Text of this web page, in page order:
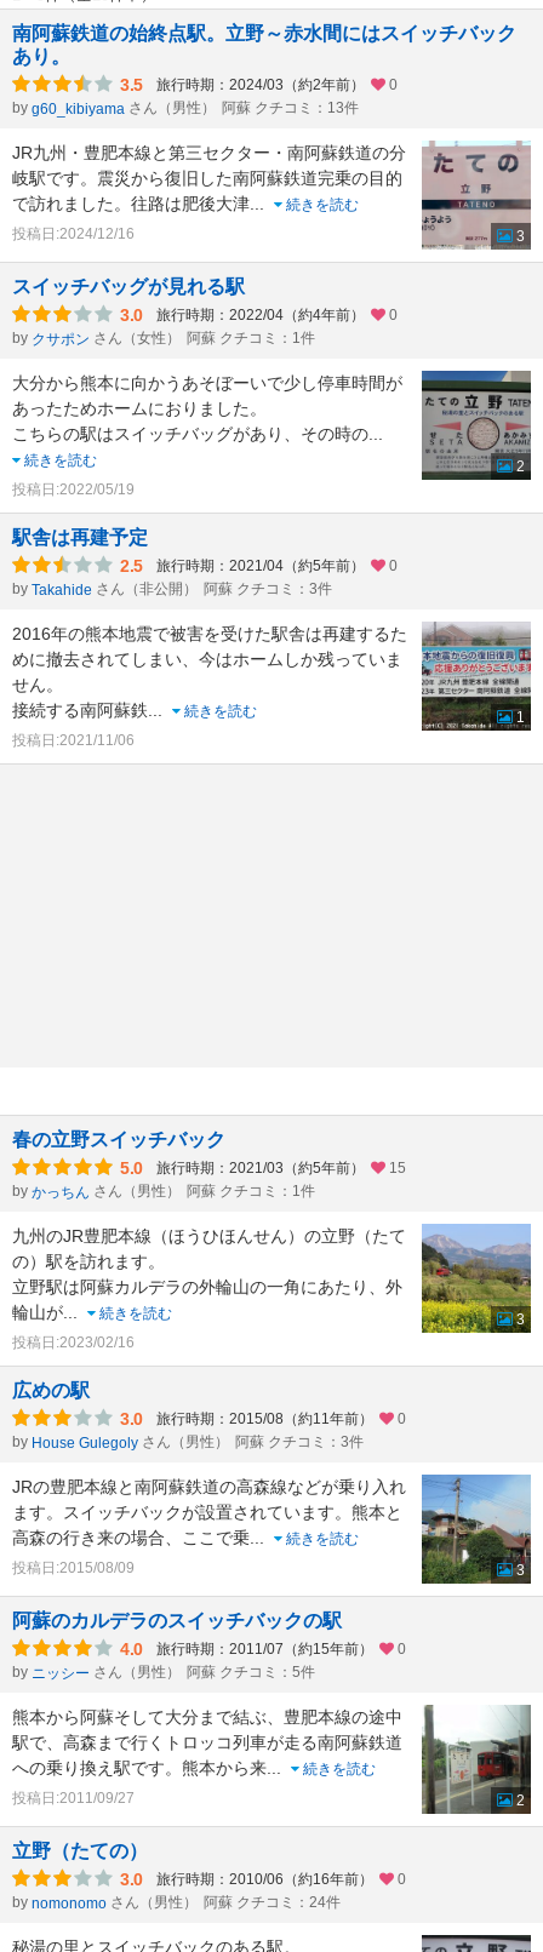
南阿蘇鉄道の始終点駅。立野～赤水間にはスイッチバック
あり。
3.5 旅行時期：2024/03（約2年前）
0
by g60_kibiyama さん（男性） 阿蘇 クチコミ：13件
JR九州・豊肥本線と第三セクター・南阿蘇鉄道の分
岐駅です。震災から復旧した南阿蘇鉄道完乗の目的
で訪れました。往路は肥後大津
続きを読む
投稿日:2024/12/16
3
スイッチバッグが見れる駅
3.0 旅行時期：2022/04（約4年前）
0
by クサポン さん（女性） 阿蘇 クチコミ：1件
大分から熊本に向かうあそぼーいで少し停車時間が
あったためホームにおりました。
こちらの駅はスイッチバッグがあり、その時の
続きを読む
投稿日:2022/05/19
2
駅舎は再建予定
2.5 旅行時期：2021/04（約5年前）
0
by Takahide さん（非公開） 阿蘇 クチコミ：3件
2016年の熊本地震で被害を受けた駅舎は再建するた
めに撤去されてしまい、今はホームしか残っていま
せん。
接続する南阿蘇鉄
続きを読む
投稿日:2021/11/06
1
春の立野スイッチバック
5.0 旅行時期：2021/03（約5年前）
15
by かっちん さん（男性） 阿蘇 クチコミ：1件
九州のJR豊肥本線（ほうひほんせん）の立野（たて
の）駅を訪れます。
立野駅は阿蘇カルデラの外輪山の一角にあたり、外
輪山が
続きを読む
投稿日:2023/02/16
3
広めの駅
3.0 旅行時期：2015/08（約11年前）
0
by House Gulegoly さん（男性） 阿蘇 クチコミ：3件
JRの豊肥本線と南阿蘇鉄道の高森線などが乗り入れ
ます。スイッチバックが設置されています。熊本と
高森の行き来の場合、ここで乗
続きを読む
投稿日:2015/08/09
3
阿蘇のカルデラのスイッチバックの駅
4.0 旅行時期：2011/07（約15年前）
0
by ニッシー さん（男性） 阿蘇 クチコミ：5件
熊本から阿蘇そして大分まで結ぶ、豊肥本線の途中
駅で、高森まで行くトロッコ列車が走る南阿蘇鉄道
への乗り換え駅です。熊本から来
続きを読む
投稿日:2011/09/27
2
立野（たての）
3.0 旅行時期：2010/06（約16年前）
0
by nomonomo さん（男性） 阿蘇 クチコミ：24件
秘湯の里とスイッチバックのある駅。